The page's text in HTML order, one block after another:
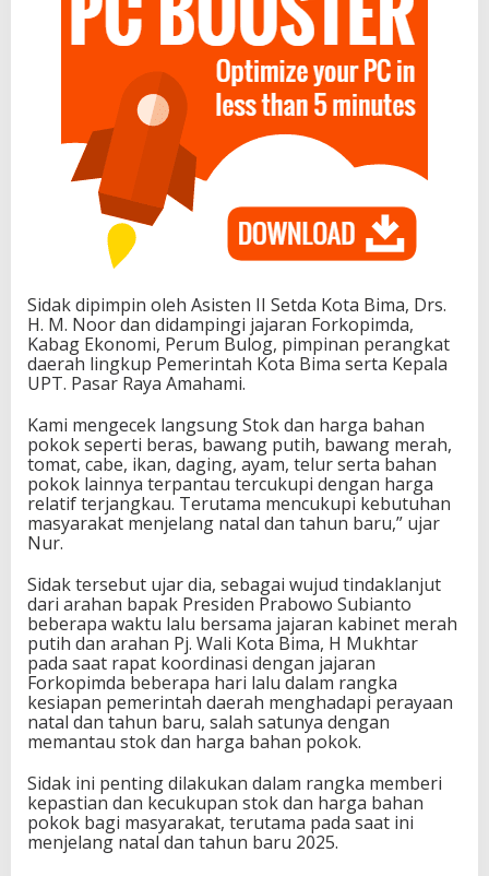
Sidak dipimpin oleh Asisten II Setda Kota Bima, Drs.
H. M. Noor dan didampingi jajaran Forkopimda,
Kabag Ekonomi, Perum Bulog, pimpinan perangkat
daerah lingkup Pemerintah Kota Bima serta Kepala
UPT. Pasar Raya Amahami.
Kami mengecek langsung Stok dan harga bahan
pokok seperti beras, bawang putih, bawang merah,
tomat, cabe, ikan, daging, ayam, telur serta bahan
pokok lainnya terpantau tercukupi dengan harga
relatif terjangkau. Terutama mencukupi kebutuhan
masyarakat menjelang natal dan tahun baru,” ujar
Nur.
Sidak tersebut ujar dia, sebagai wujud tindaklanjut
dari arahan bapak Presiden Prabowo Subianto
beberapa waktu lalu bersama jajaran kabinet merah
putih dan arahan Pj. Wali Kota Bima, H Mukhtar
pada saat rapat koordinasi dengan jajaran
Forkopimda beberapa hari lalu dalam rangka
kesiapan pemerintah daerah menghadapi perayaan
natal dan tahun baru, salah satunya dengan
memantau stok dan harga bahan pokok.
Sidak ini penting dilakukan dalam rangka memberi
kepastian dan kecukupan stok dan harga bahan
pokok bagi masyarakat, terutama pada saat ini
menjelang natal dan tahun baru 2025.